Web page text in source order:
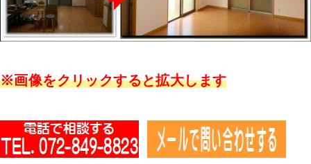
※画像をクリックすると拡大します